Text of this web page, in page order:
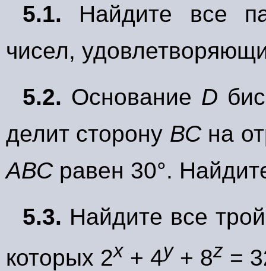
5.1. Найдите все
чисел,
5.2. Основание D
делит сторону ВСна
АВСравен 30°.
5.3. Найдите все
которых 2x + 4y + 8z =